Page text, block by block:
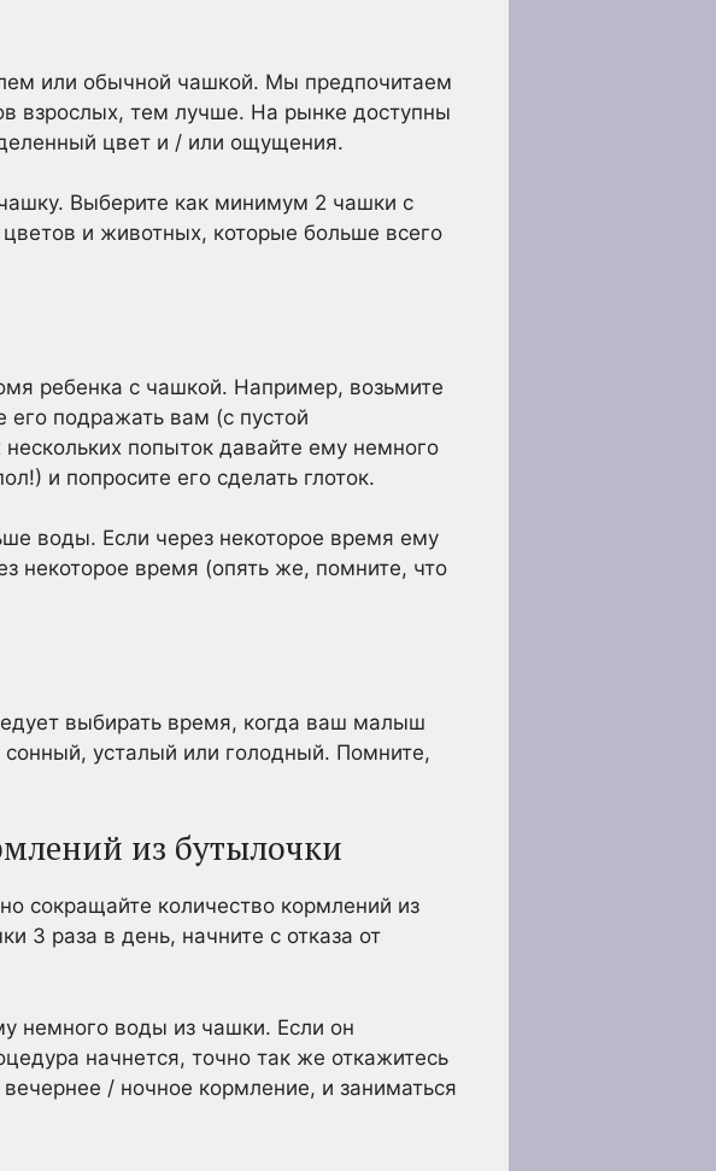
или обычной чашкой. Мы предпочитаем
взрослых, тем лучше. На рынке доступны
цвет и / или ощущения.
Выберите как минимум 2 чашки с
и животных, которые больше всего
ребенка с чашкой. Например, возьмите
его подражать вам (с пустой
попыток давайте ему немного
и попросите его сделать глоток.
воды. Если через некоторое время ему
некоторое время (опять же, помните, что
выбирать время, когда ваш малыш
сонный, усталый или голодный. Помните,
из бутылочки
сокращайте количество кормлений из
3 раза в день, начните с отказа от
немного воды из чашки. Если он
начнется, точно так же откажитесь
/ ночное кормление, и заниматься